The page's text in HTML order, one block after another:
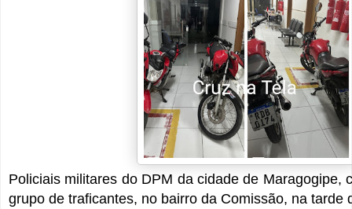
Policiais militares do DPM da cidade de Maragogipe,
grupo de traficantes, no bairro da Comissão, na tarde